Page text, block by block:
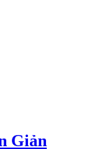
Giản